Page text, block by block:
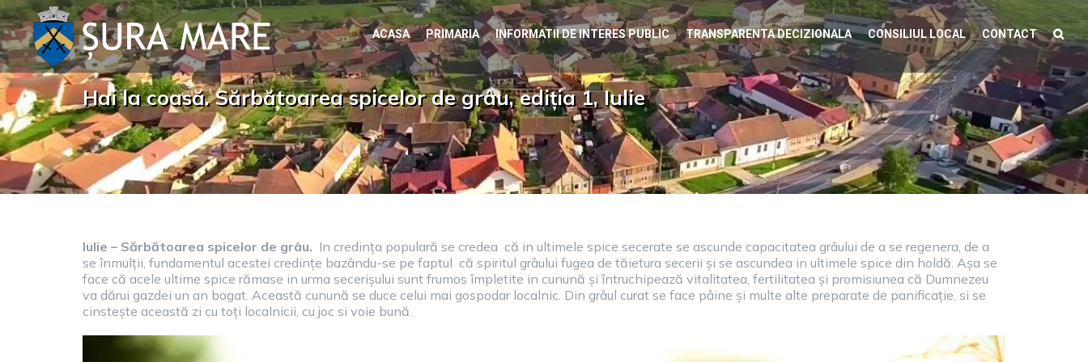
Skip
to
content
ACASA PRIMARIA INFORMATII DE INTERES PUBLIC TRANSPARENTA DECIZIONALA CONSILIUL LOCAL CONTACT
Hai la coasă. Sărbătoarea spicelor de grâu, ediția 1, Iulie
Iulie – Sărbătoarea spicelor de grâu. In credința populară se credea că in ultimele spice secerate se ascunde capacitatea grâului de a se regenera, de a
se înmulții, fundamentul acestei credințe bazându-se pe faptul că spiritul grâului fugea de tăietura secerii și se ascundea in ultimele spice din holdă. Așa se
face că acele ultime spice rămase in urma secerișului sunt frumos împletite in cunună și întruchipează vitalitatea, fertilitatea și promisiunea că Dumnezeu
va dărui gazdei un an bogat. Această cunună se duce celui mai gospodar localnic. Din grâul curat se face pâine și multe alte preparate de panificație, si se
cinstește această zi cu toți localnicii, cu joc si voie bună.